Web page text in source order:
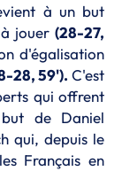
à un but
jouer (28-27,
d'égalisation
28, 59'). C'est
qui offrent
de Daniel
qui, depuis le
Français en